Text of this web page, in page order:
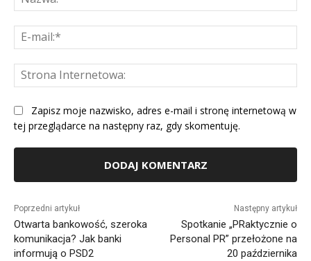
Zapisz moje nazwisko, adres e-mail i stronę internetową w
tej przeglądarce na następny raz, gdy skomentuję.
Poprzedni artykuł
Otwarta bankowość, szeroka
komunikacja? Jak banki
informują o PSD2
Następny artykuł
Spotkanie „PRaktycznie o
Personal PR” przełożone na
20 października